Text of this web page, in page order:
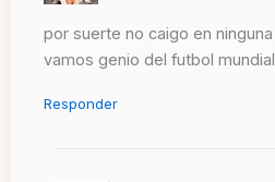
por suerte no caigo en
vamos genio del futbol
Responder